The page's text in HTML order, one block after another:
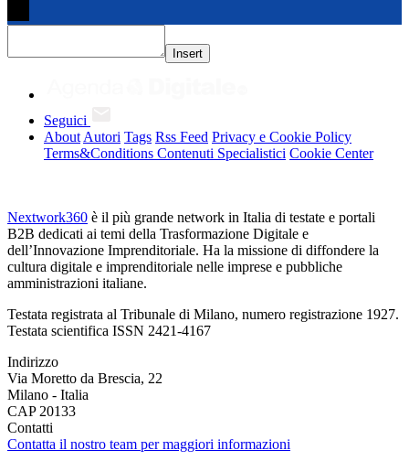
Insert
Seguici
AboutAutori Tags Rss Feed Privacy e Cookie Policy
Terms&Conditions Contenuti Specialistici Cookie Center
Nextwork360 è il più grande network in Italia di testate e portali
B2B dedicati ai temi della Trasformazione Digitale e
dell’Innovazione Imprenditoriale. Ha la missione di diffondere la
cultura digitale e imprenditoriale nelle imprese e pubbliche
amministrazioni italiane.
Testata registrata al Tribunale di Milano, numero registrazione 1927.
Testata scientifica ISSN 2421-4167
Indirizzo
Via Moretto da Brescia, 22
Milano - Italia
CAP 20133
Contatti
Contatta il nostro team per maggiori informazioni